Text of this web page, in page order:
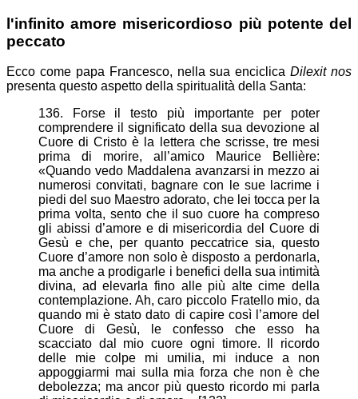
l'infinito amore misericordioso più potente del
peccato
Ecco come papa Francesco, nella sua enciclicaDilexit nos
presenta questo aspetto della spiritualità della Santa:
136. Forse il testo più importante per poter
comprendere il significato della sua devozione al
Cuore di Cristo è la lettera che scrisse, tre mesi
prima di morire, all’amico Maurice Bellière:
«Quando vedo Maddalena avanzarsi in mezzo ai
numerosi convitati, bagnare con le sue lacrime i
piedi del suo Maestro adorato, che lei tocca per la
prima volta, sento che il suo cuore ha compreso
gli abissi d’amore e di misericordia del Cuore di
Gesù e che, per quanto peccatrice sia, questo
Cuore d’amore non solo è disposto a perdonarla,
ma anche a prodigarle i benefici della sua intimità
divina, ad elevarla fino alle più alte cime della
contemplazione. Ah, caro piccolo Fratello mio, da
quando mi è stato dato di capire così l’amore del
Cuore di Gesù, le confesso che esso ha
scacciato dal mio cuore ogni timore. Il ricordo
delle mie colpe mi umilia, mi induce a non
appoggiarmi mai sulla mia forza che non è che
debolezza; ma ancor più questo ricordo mi parla